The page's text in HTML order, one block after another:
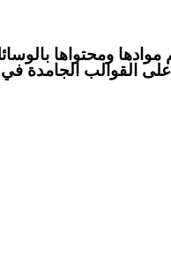
تسعى لتقديم موادها
القوالب الجامدة في